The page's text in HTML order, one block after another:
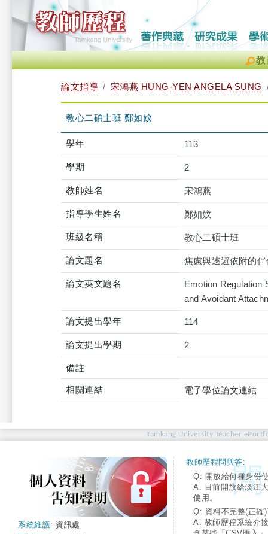
教
論文指導 宋鴻燕 HUNG-YEN ANGELA SUNG
教心二碩士班 鄭如妏
學年 113
學期 2
教師姓名 宋鴻燕
指導學生姓名 鄭如妏
班級名稱 教心二碩士班
論文題名 焦慮與逃避依附的
論文英文題名
Emotion Regulation
and Avoidant
論文提出學年 114
論文提出學期 2
備註
相關連結 電子學位論文連結
Tamkang University Teacher
系統維護: 資訊處
教師歷程問與答:
Q: 開放給何種身份
A: 目前開放給淡江
使用。
Q: 資料不完整(正確
A: 教師歷程系統介